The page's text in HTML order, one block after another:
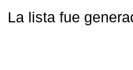
La lista fue